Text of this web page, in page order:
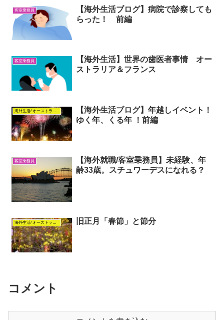
客室乗務員
【海外生活ブログ】病院で診察しても
らった！ 前編
客室乗務員
【海外生活】世界の歯医者事情 オー
ストラリア＆フランス
海外生活/ オーストラリア
【海外生活ブログ】年越しイベント！
ゆく年、くる年 ！前編
客室乗務員
【海外就職/客室乗務員】未経験、年
齢33歳。スチュワーデスになれる？
旧正月「春節」と節分
コメント